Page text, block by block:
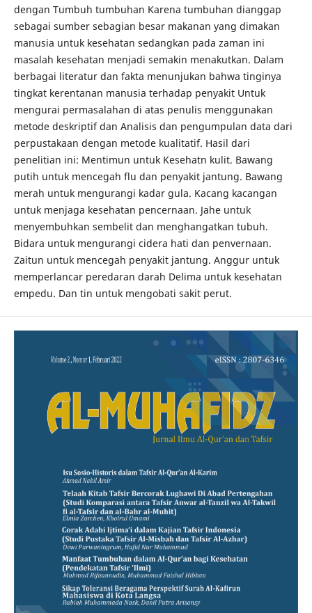
dengan Tumbuh tumbuhan Karena tumbuhan dianggap
sebagai sumber sebagian besar makanan yang dimakan
manusia untuk kesehatan sedangkan pada zaman ini
masalah kesehatan menjadi semakin menakutkan. Dalam
berbagai literatur dan fakta menunjukan bahwa tinginya
tingkat kerentanan manusia terhadap penyakit Untuk
mengurai permasalahan di atas penulis menggunakan
metode deskriptif dan Analisis dan pengumpulan data dari
perpustakaan dengan metode kualitatif. Hasil dari
penelitian ini: Mentimun untuk Kesehatn kulit. Bawang
putih untuk mencegah flu dan penyakit jantung. Bawang
merah untuk mengurangi kadar gula. Kacang kacangan
untuk menjaga kesehatan pencernaan. Jahe untuk
menyembuhkan sembelit dan menghangatkan tubuh.
Bidara untuk mengurangi cidera hati dan penvernaan.
Zaitun untuk mencegah penyakit jantung. Anggur untuk
memperlancar peredaran darah Delima untuk kesehatan
empedu. Dan tin untuk mengobati sakit perut.